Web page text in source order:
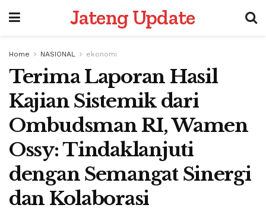
Jateng Update
Home NASIONAL ekonomi
Terima Laporan Hasil
Kajian Sistemik dari
Ombudsman RI, Wamen
Ossy: Tindaklanjuti
dengan Semangat Sinergi
dan Kolaborasi